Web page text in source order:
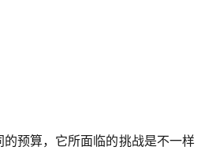
预算，它所面临的挑战是不一样